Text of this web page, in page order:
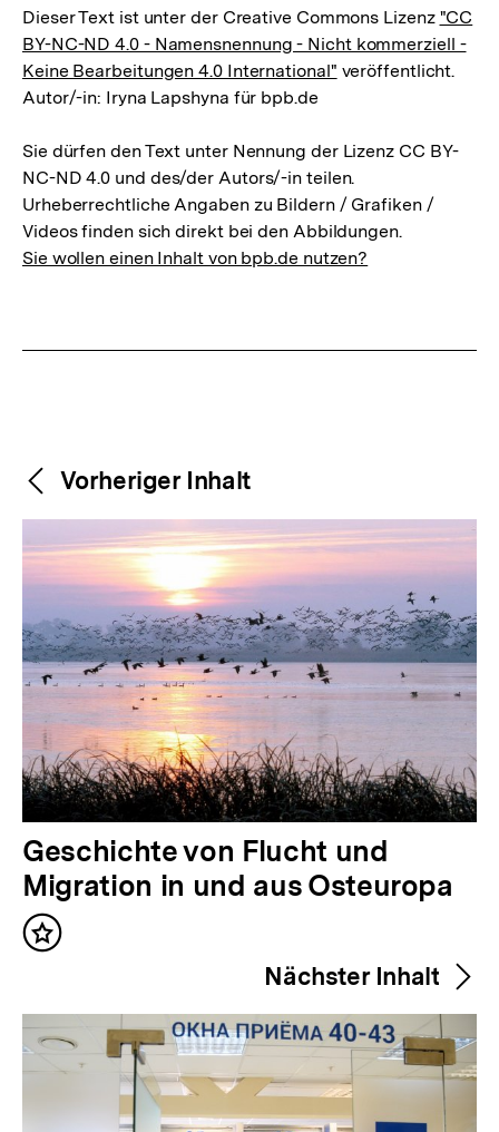
Dieser Text ist unter der Creative Commons Lizenz "CC
BY-NC-ND 4.0 - Namensnennung - Nicht kommerziell -
Keine Bearbeitungen 4.0 International" veröffentlicht.
Autor/-in: Iryna Lapshyna für bpb.de
Sie dürfen den Text unter Nennung der Lizenz CC BY-
NC-ND 4.0 und des/der Autors/-in teilen.
Urheberrechtliche Angaben zu Bildern / Grafiken /
Videos finden sich direkt bei den Abbildungen.
Sie wollen einen Inhalt von bpb.de nutzen?
Weitere
Inhalte
Content-
Navigation
Vorheriger Inhalt
V
o
r
h
r
i
Geschichte von Flucht und
Migration in und aus Osteuropa
Inhalt
Nächster Inhalt